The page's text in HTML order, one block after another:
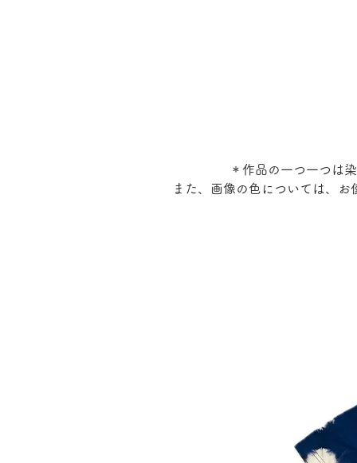
＊作品の一つ一つは
また、画像の色については、